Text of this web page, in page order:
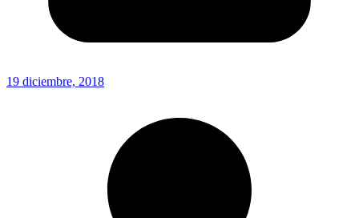
19 diciembre, 2018